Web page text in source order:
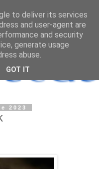
2023
to deliver its services
and user-agent are
and security
generate usage
abuse.
GOT IT